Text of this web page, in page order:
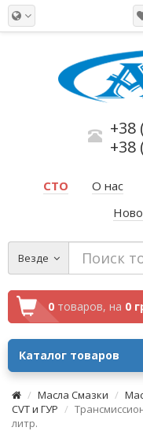
+38
+38
СТО О нас
Везде
0 товаров, на 0
Каталог товаров
Масла Смазки
CVT и ГУР
литр.